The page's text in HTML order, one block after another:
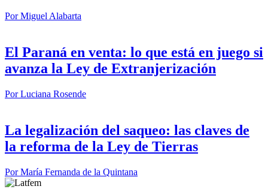
PorMiguel Alabarta
El Paraná en venta: lo que está en juego si
avanza la Ley de Extranjerización
PorLuciana Rosende
La legalización del saqueo: las claves de
la reforma de la Ley de Tierras
PorMaría Fernanda de la Quintana